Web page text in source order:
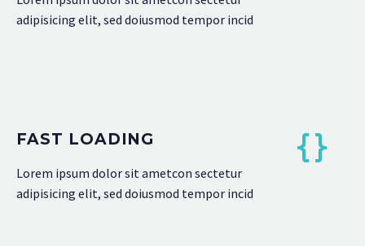
adipisicing elit, sed doiusmod tempor incid
FAST LOADING
Lorem ipsum dolor sit ametcon sectetur
adipisicing elit, sed doiusmod tempor incid